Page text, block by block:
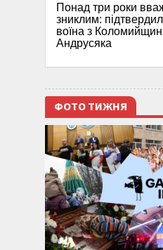
Понад три роки
зниклим:
воїна з
Андрусяка
ФОТО ТИЖНЯ